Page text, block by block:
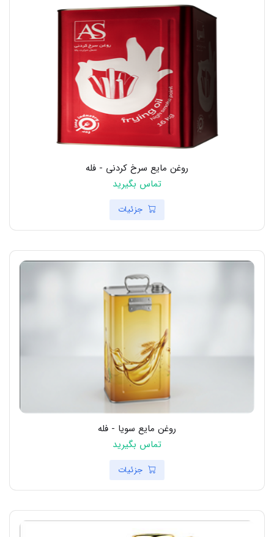
روغن مایع سرخ کردنی - فله
تماس بگیرید
جزئیات
روغن مایع سویا - فله
تماس بگیرید
جزئیات